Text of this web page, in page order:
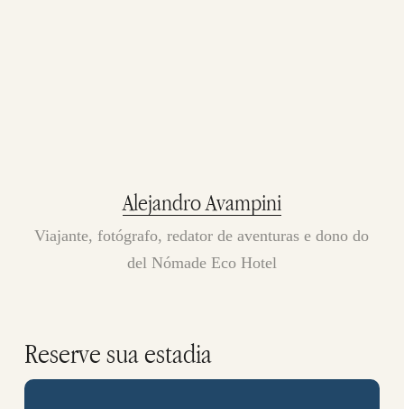
Alejandro Avampini
Viajante, fotógrafo, redator de aventuras e dono do
del Nómade Eco Hotel
Reserve sua estadia